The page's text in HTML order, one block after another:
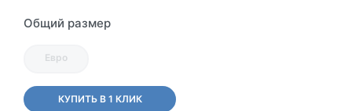
Общий размер
Евро
КУПИТЬ В 1 КЛИК